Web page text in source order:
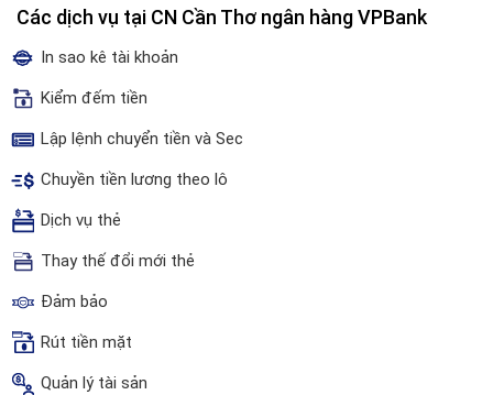
Các dịch vụ tại CN Cần Thơ ngân hàng VPBank
In sao kê tài khoản
Kiểm đếm tiền
Lập lệnh chuyển tiền và Sec
Chuyền tiền lương theo lô
Dịch vụ thẻ
Thay thế đổi mới thẻ
Đảm bảo
Rút tiền mặt
Quản lý tài sản